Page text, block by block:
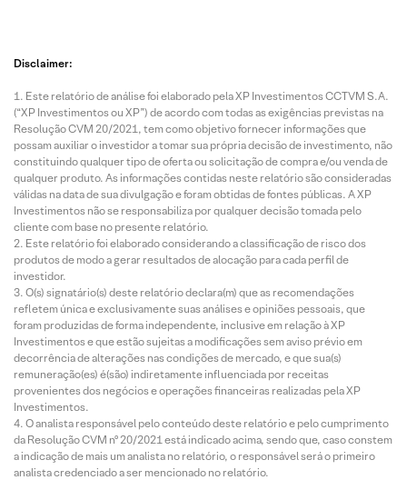
Disclaimer:
Este relatório de análise foi elaborado pela XP Investimentos CCTVM S.A.
(“XP Investimentos ou XP”) de acordo com todas as exigências previstas na
Resolução CVM 20/2021, tem como objetivo fornecer informações que
possam auxiliar o investidor a tomar sua própria decisão de investimento, não
constituindo qualquer tipo de oferta ou solicitação de compra e/ou venda de
qualquer produto. As informações contidas neste relatório são consideradas
válidas na data de sua divulgação e foram obtidas de fontes públicas. A XP
Investimentos não se responsabiliza por qualquer decisão tomada pelo
cliente com base no presente relatório.
Este relatório foi elaborado considerando a classificação de risco dos
produtos de modo a gerar resultados de alocação para cada perfil de
investidor.
O(s) signatário(s) deste relatório declara(m) que as recomendações
refletem única e exclusivamente suas análises e opiniões pessoais, que
foram produzidas de forma independente, inclusive em relação à XP
Investimentos e que estão sujeitas a modificações sem aviso prévio em
decorrência de alterações nas condições de mercado, e que sua(s)
remuneração(es) é(são) indiretamente influenciada por receitas
provenientes dos negócios e operações financeiras realizadas pela XP
Investimentos.
O analista responsável pelo conteúdo deste relatório e pelo cumprimento
da Resolução CVM nº 20/2021 está indicado acima, sendo que, caso constem
a indicação de mais um analista no relatório, o responsável será o primeiro
analista credenciado a ser mencionado no relatório.